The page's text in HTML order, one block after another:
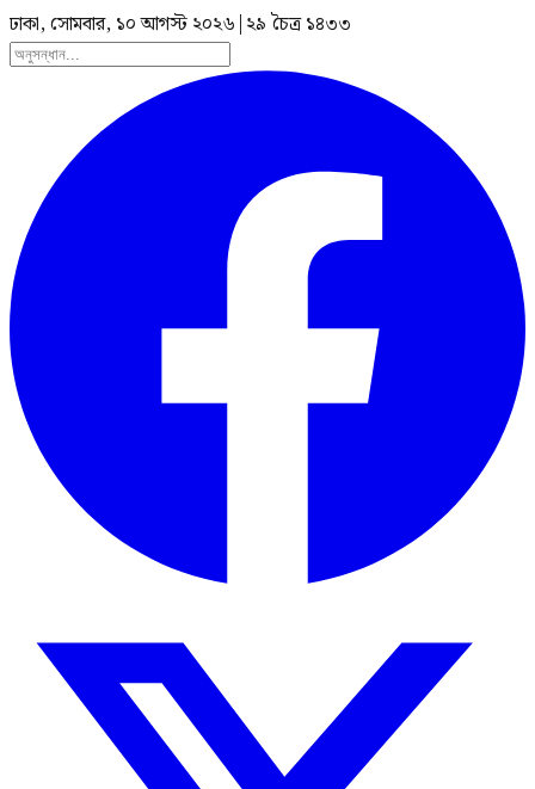
ঢাকা, সোমবার, ১০ আগস্ট ২০২৬ | ২৯ চৈত্র ১৪৩৩